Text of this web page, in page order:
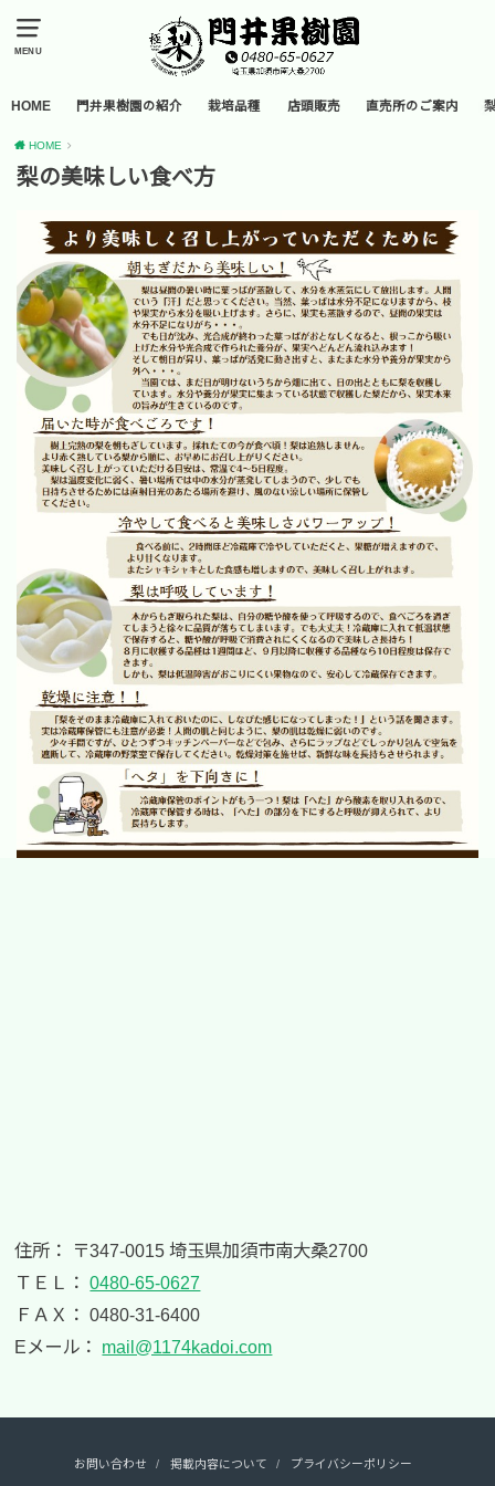
MENU
HOME 門井果樹園の紹介 栽培品種 店頭販売 直売所のご案内
HOME
梨の美味しい食べ方
住所： 〒347-0015 埼玉県加須市南大桑2700
ＴＥＬ：0480-65-0627
ＦＡＸ： 0480-31-6400
Eメール： mail@1174kadoi.com
お問い合わせ 掲載内容について プライバシーポリシー